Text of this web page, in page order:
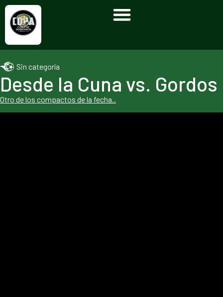
Sin categoría
Desde la Cuna vs. Gordos
Otro de los compactos de la fecha..